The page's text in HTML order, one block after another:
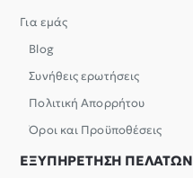
Για εμάς
Blog
Συνήθεις ερωτήσεις
Πολιτική Απορρήτου
Όροι και Προϋποθέσεις
ΕΞΥΠΗΡΕΤΗΣΗ ΠΕΛΑΤΩΝ